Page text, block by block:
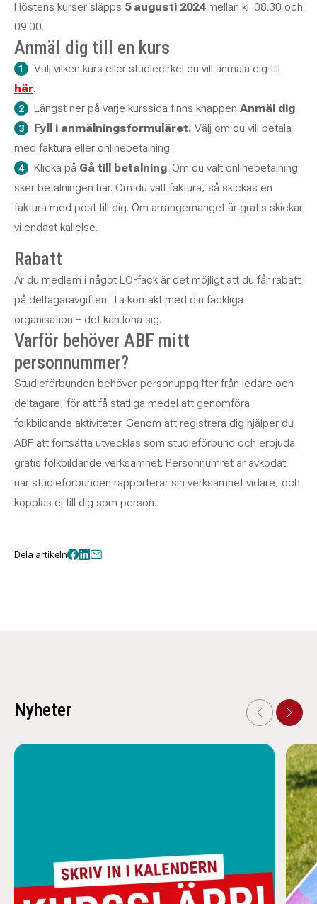
Höstens kurser släpps 5 augusti 2024mellan kl. 08.30 och
09.00.
Anmäl dig till en kurs
Välj vilken kurs eller studiecirkel du vill anmäla dig till
här.
Längst ner på varje kurssida finns knappen Anmäl dig.
Fyll i anmälningsformuläret. Välj om du vill betala
med faktura eller onlinebetalning.
Klicka på Gå till betalning. Om du valt onlinebetalning
sker betalningen här. Om du valt faktura, så skickas en
faktura med post till dig. Om arrangemanget är gratis skickar
vi endast kallelse.
Rabatt
Är du medlem i något LO-fack är det möjligt att du får rabatt
på deltagaravgiften. Ta kontakt med din fackliga
organisation – det kan löna sig.
Varför behöver ABF mitt
personnummer?
Studieförbunden behöver personuppgifter från ledare och
deltagare, för att få statliga medel att genomföra
folkbildande aktiviteter. Genom att registrera dig hjälper du
ABF att fortsätta utvecklas som studieförbund och erbjuda
gratis folkbildande verksamhet. Personnumret är avkodat
när studieförbunden rapporterar sin verksamhet vidare, och
kopplas ej till dig som person.
Dela artikeln
Nyheter